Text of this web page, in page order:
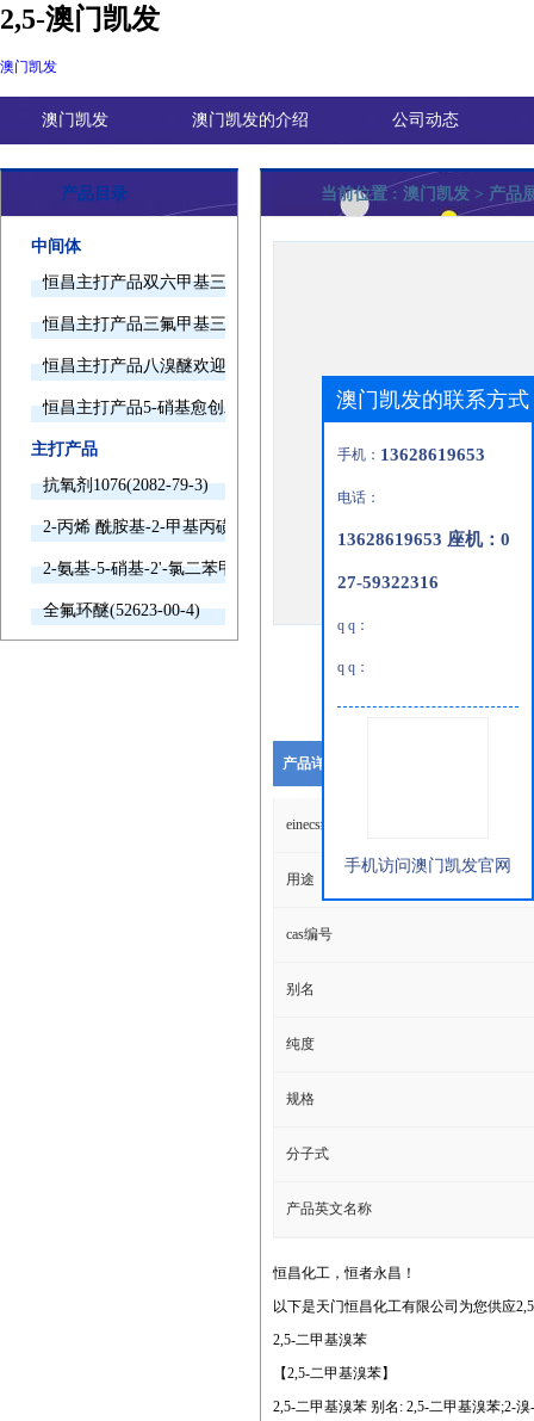
2,5-澳门凯发
澳门凯发
澳门凯发 澳门凯发的介绍 公司动态
产品目录
中间体
恒昌主打产品双六甲基三胺欢迎询价
恒昌主打产品三氟甲基三甲基硅烷欢迎询价
恒昌主打产品八溴醚欢迎询价
恒昌主打产品5-硝基愈创木酚钠欢迎询价
主打产品
抗氧剂1076(2082-79-3)
2-丙烯 酰胺基-2-甲基丙磺酸(15214-89-8)
2-氨基-5-硝基-2'-氯二苯甲酮(2011-66-7)
全氟环醚(52623-00-4)
当前位置 : 澳门凯发 > 产品
产品详细说明
einecs编号
用途
cas编号
别名
纯度
规格
分子式
产品英文名称
恒昌化工，恒者永昌！
以下是天门恒昌化工有限公司为您供应
2,5-二甲基溴苯
【2,5-二甲基溴苯】
2,5-二甲基溴苯 别名: 2,5-二甲基溴苯;2-溴
澳门凯发的联系方式
手机： 13628619653
电话：
13628619653 座机：0
27-59322316
q q：
q q：
手机访问澳门凯发官网